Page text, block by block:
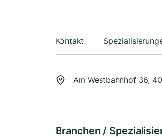
Kontakt
Am Westbahnhof 36,
Branchen /